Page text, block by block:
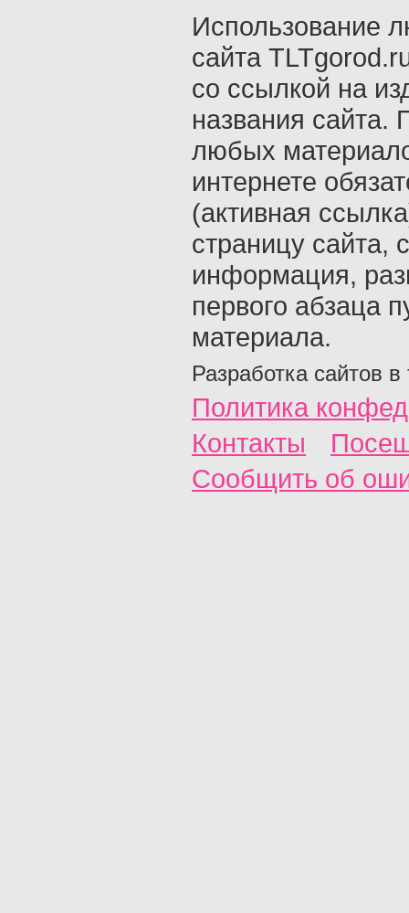
Использование
сайта
со ссылкой на
названия сайта.
любых
интернете
(активная
страницу сайта,
информация,
первого абзаца
материала.
Разработка сайтов в
Политика
Контакты
Сообщить об